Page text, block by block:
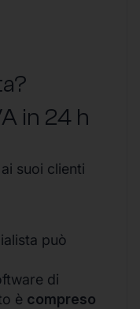
in 24 h
suoi clienti
può
di
è compreso